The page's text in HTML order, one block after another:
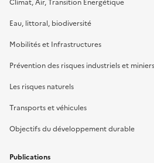
Eau, littoral, biodiversité
Mobilités et Infrastructures
Prévention des risques industriels et miniers
Les risques naturels
Transports et véhicules
Objectifs du développement durable
Publications